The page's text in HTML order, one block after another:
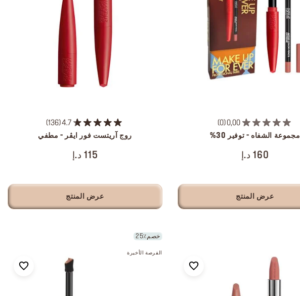
0,00
0
مجموعة الشفاه - توفير 30%
160 د.إ
عرض المنتج
4.7
136
روج آريتست فور ايڤر - مطفي
115 د.إ
عرض المنتج
خصم٪25
الفرصة الأخيرة